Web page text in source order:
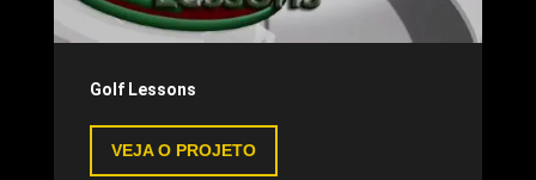
Golf Lessons
VEJA O PROJETO